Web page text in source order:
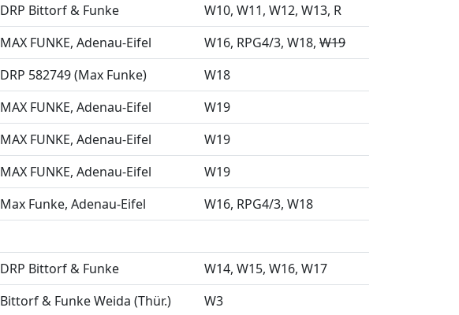
DRP Bittorf & Funke W10 W11 W12 W13 R
MAX FUNKE, Adenau-Eifel W16 RPG4/3 W18 W19
DRP 582749 (Max Funke)
W18
MAX FUNKE, Adenau-Eifel
W19
MAX FUNKE, Adenau-Eifel
W19
MAX FUNKE, Adenau-Eifel
W19
Max Funke, Adenau-Eifel W16 RPG4/3 W18
DRP Bittorf & Funke W14 W15 W16 W17
Bittorf & Funke Weida (Thür.)
W3